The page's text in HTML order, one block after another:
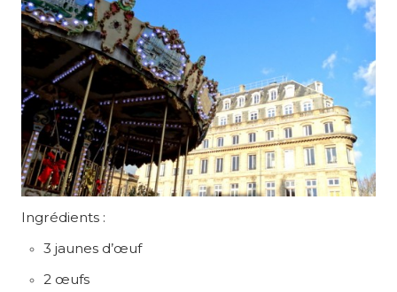
Ingrédients :
3 jaunes d’œuf
2 œufs